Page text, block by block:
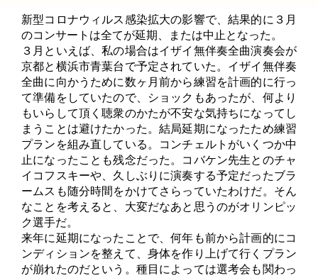
新型コロナウィルス感染拡大の影響で、結果的に３月
のコンサートは全てが延期、または中止となった。
３月といえば、私の場合はイザイ無伴奏全曲演奏会が
京都と横浜市青葉台で予定されていた。イザイ無伴奏
全曲に向かうために数ヶ月前から練習を計画的に行っ
て準備をしていたので、ショックもあったが、何より
もいらして頂く聴衆のかたが不安な気持ちになってし
まうことは避けたかった。結局延期になったため練習
プランを組み直している。コンチェルトがいくつか中
止になったことも残念だった。コバケン先生とのチャ
イコフスキーや、久しぶりに演奏する予定だったブラ
ームスも随分時間をかけてさらっていたわけだ。そん
なことを考えると、大変だなあと思うのがオリンピッ
ク選手だ。
来年に延期になったことで、何年も前から計画的にコ
ンディションを整えて、身体を作り上げて行くプラン
が崩れたのだという。種目によっては選考会も関わっ